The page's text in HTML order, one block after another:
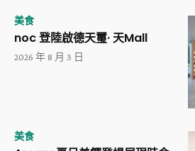
美食
noc 登陸啟德天璽· 天Mall
2026 年 8 月 3 日
美食